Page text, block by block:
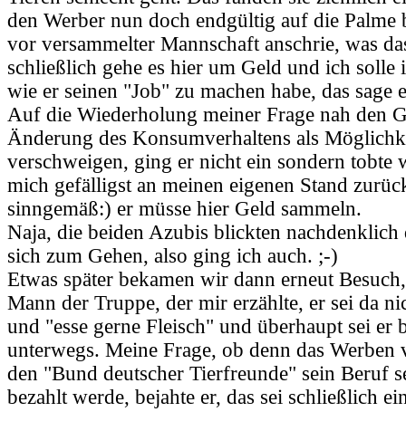
den Werber nun doch endgültig auf die Palme
vor versammelter Mannschaft anschrie, was
schließlich gehe es hier um Geld und ich solle
wie er seinen "Job" zu machen habe, das sage
Auf die Wiederholung meiner Frage nah den
Änderung des Konsumverhaltens als
verschweigen, ging er nicht ein sondern tobte
mich gefälligst an meinen eigenen Stand
sinngemäß:) er müsse hier Geld sammeln.
Naja, die beiden Azubis blickten
sich zum Gehen, also ging ich auch. ;-)
Etwas später bekamen wir dann erneut
Mann der Truppe, der mir erzählte, er sei da
und "esse gerne Fleisch" und überhaupt sei er
unterwegs. Meine Frage, ob denn das
den "Bund deutscher Tierfreunde" sein Beruf
bezahlt werde, bejahte er, das sei schließlich